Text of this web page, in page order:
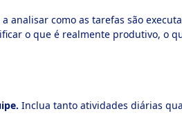
analisar como as tarefas são
o que é realmente produtivo,
Inclua tanto atividades diárias